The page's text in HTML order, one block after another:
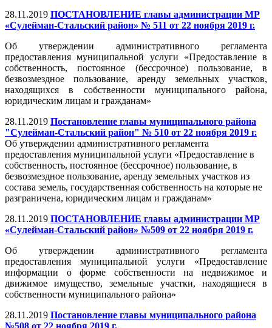
28.11.2019 ПОСТАНОВЛЕНИЕ главы администрации МР
«Сулейман-Стальский район» № 511 от 22 ноября 2019 г.
Об утверждении административного регламента
предоставления муниципальной услуги «Предоставление в
собственность, постоянное (бессрочное) пользование, в
безвозмездное пользование, аренду земельных участков,
находящихся в собственности муниципального района,
юридическим лицам и гражданам»
28.11.2019 Постановление главы муниципального района
"Сулейман-Стальский район" № 510 от 22 ноября 2019 г.
Об утверждении административного регламента
предоставления муниципальной услуги «Предоставление в
собственность, постоянное (бессрочное) пользование, в
безвозмездное пользование, аренду земельных участков из
состава земель, государственная собственность на которые не
разграничена, юридическим лицам и гражданам»
28.11.2019 ПОСТАНОВЛЕНИЕ главы администрации МР
«Сулейман-Стальский район» №509 от 22 ноября 2019 г.
Об утверждении административного регламента
предоставления муниципальной услуги «Предоставление
информации о форме собственности на недвижимое и
движимое имущество, земельные участки, находящиеся в
собственности муниципального района»
28.11.2019 Постановление главы муниципального района